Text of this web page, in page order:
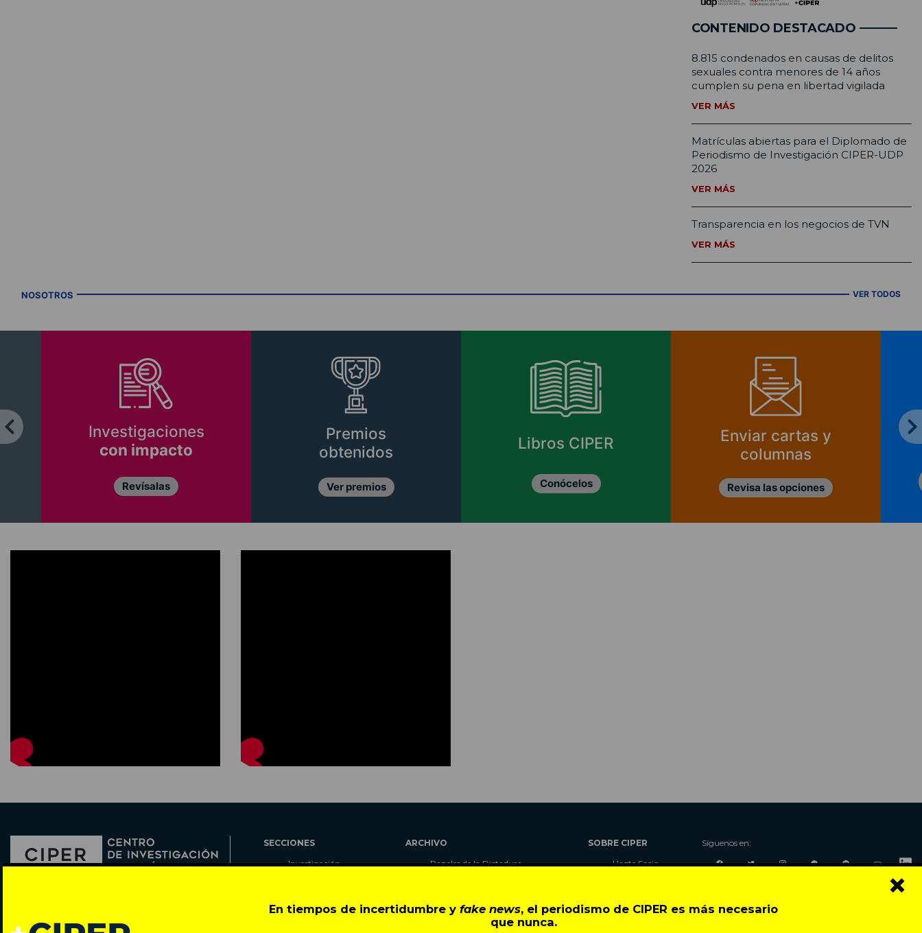
En tiempos de incertidumbre yfake news, el periodismo de CIPER es más necesario
que nunca.
×
CONTENIDO DESTACADO
8.815 condenados en causas de delitos
sexuales contra menores de 14 años
cumplen su pena en libertad vigilada
VER MÁS
Matrículas abiertas para el Diplomado de
Periodismo de Investigación CIPER-UDP
2026
VER MÁS
Transparencia en los negocios de TVN
VER MÁS
NOSOTROS VER TODOS
Investigaciones
con impacto
Revísalas
Premios
obtenidos
Ver premios
Libros CIPER
Conócelos
Enviar cartas y
columnas
Revisa las opciones
Todos los derechos reservados © 2007-2026
SECCIONES
Investigación
Cartas
ARCHIVO
Papeles de la Dictadura
Autores
CIPER Académico
SOBRE CIPER
Hazte Socio
Contacto
Síguenos en: